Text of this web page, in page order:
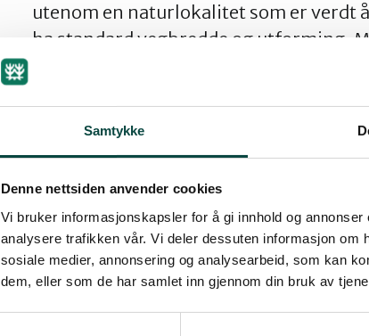
Samtykke
Denne nettsiden anvender cookies
Vi bruker informasjonskapsler for å gi innhold og
analysere trafikken vår. Vi deler dessuten informasjon
sosiale medier, annonsering og analysearbeid, som kan
dem, eller som de har samlet inn gjennom din bruk av
utenom en naturlokalitet som er verdt
ha standard vegbredde og utforming.
tilrettelegging. Særlig barn og unge
Naturvernhensyn må ha første
3.3.4. Folkeparken
Vi ser med bekymring på utviklingen
lå midt i en by, blitt vernet som
anmodet Stavanger kommune om å